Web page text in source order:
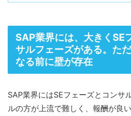
SAP業界には、大きくSE
サルフェーズがある。た
なる前に壁が存在
SAP業界にはSEフェーズとコンサ
ルの方が上流で難しく、報酬が良